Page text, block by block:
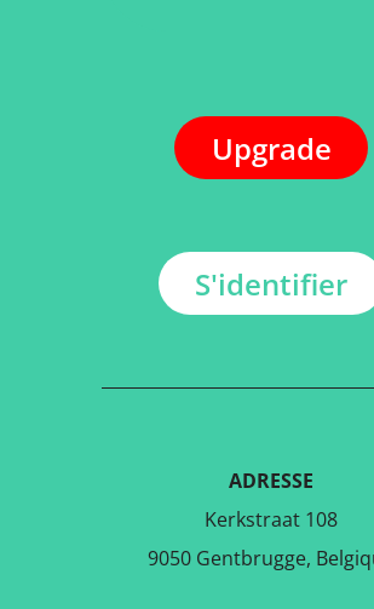
Upgrade
S'identifier
ADRESSE
Kerkstraat 108
9050 Gentbrugge,